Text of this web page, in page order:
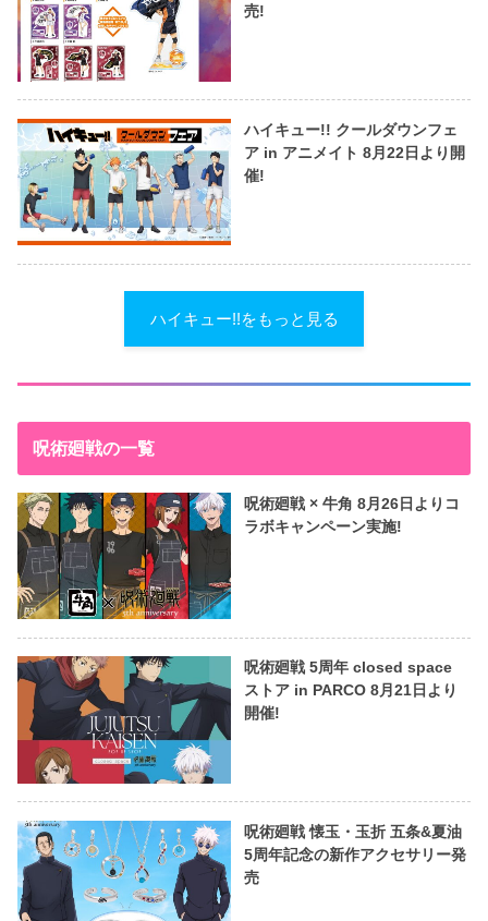
売!
ハイキュー!! クールダウンフェ
ア in アニメイト 8月22日より開
催!
ハイキュー!!をもっと見る
呪術廻戦の一覧
呪術廻戦 × 牛角 8月26日よりコ
ラボキャンペーン実施!
呪術廻戦 5周年 closed space
ストア in PARCO 8月21日より
開催!
呪術廻戦 懐玉・玉折 五条&夏油
5周年記念の新作アクセサリー発
売